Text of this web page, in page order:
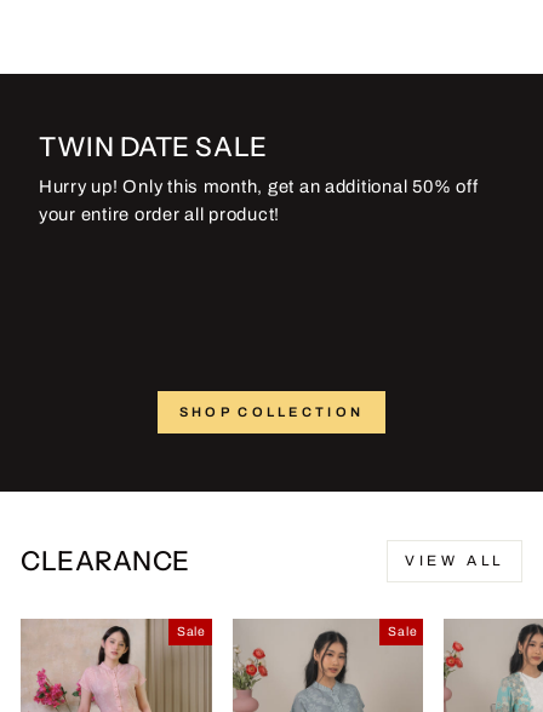
TWIN DATE SALE
Hurry up! Only this month, get an additional 50% off
your entire order all product!
SHOP COLLECTION
CLEARANCE VIEW ALL
Sale Sale